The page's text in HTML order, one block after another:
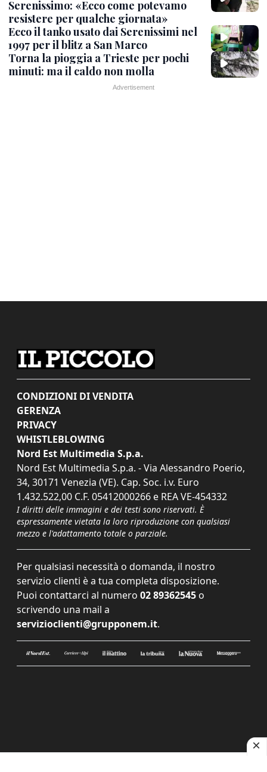
Serenissimo: «Ecco come potevamo
resistere per qualche giornata»
Ecco il tanko usato dai Serenissimi nel
1997 per il blitz a San Marco
Torna la pioggia a Trieste per pochi
minuti: ma il caldo non molla
CONDIZIONI DI VENDITA
GERENZA
PRIVACY
WHISTLEBLOWING
Nord Est Multimedia S.p.a.
Nord Est Multimedia S.p.a. - Via Alessandro Poerio,
34, 30171 Venezia (VE). Cap. Soc. i.v. Euro
1.432.522,00 C.F. 05412000266 e REA VE-454332
I diritti delle immagini e dei testi sono riservati. È
espressamente vietata la loro riproduzione con qualsiasi
mezzo e l'adattamento totale o parziale.
Per qualsiasi necessità o domanda, il nostro
servizio clienti è a tua completa disposizione.
Puoi contattarci al numero 02 89362545 o
scrivendo una mail a
servizioclienti@grupponem.it.